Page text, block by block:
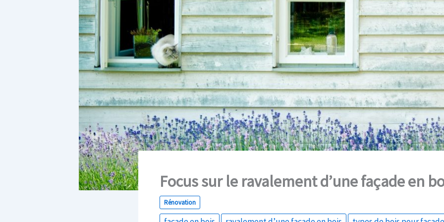
Focus sur le ravalement d’une façade en
Rénovation